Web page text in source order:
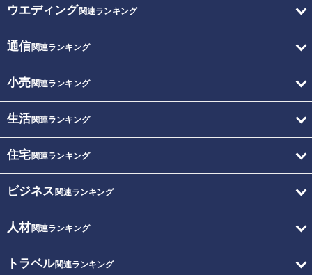
ウエディング関連ランキング
通信関連ランキング
小売関連ランキング
生活関連ランキング
住宅関連ランキング
ビジネス 関連ランキング
人材関連ランキング
トラベル関連ランキング